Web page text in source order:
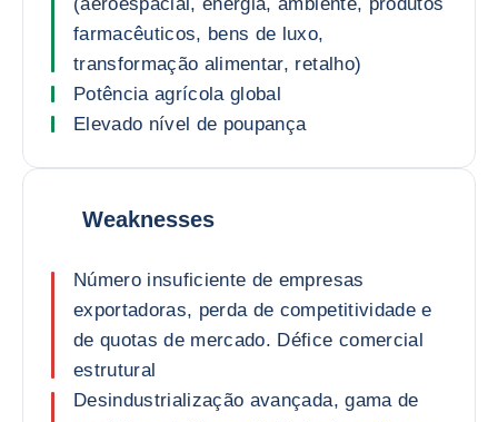
farmacêuticos, bens de luxo,
transformação alimentar, retalho)
Potência agrícola global
Elevado nível de poupança
Weaknesses
Número insuficiente de empresas
exportadoras, perda de competitividade e
de quotas de mercado. Défice comercial
estrutural
Desindustrialização avançada, gama de